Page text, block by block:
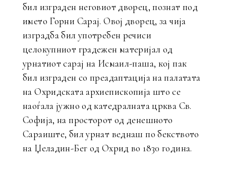
бил изграден неговиот дворец, познат под
името Горни Сарај. Овој дворец, за чија
изградба бил употребен речиси
целокупниот градежен материјал од
урнатиот сарај на Исмаил-паша, кој пак
бил изграден со преадаптација на палатата
на Охридската архиепископија што се
наоѓала јужно од катедралната црква Св.
Софија, на просторот од денешното
Сараиште, бил урнат веднаш по бекството
на Џеладин-Бег од Охрид во 1830 година.